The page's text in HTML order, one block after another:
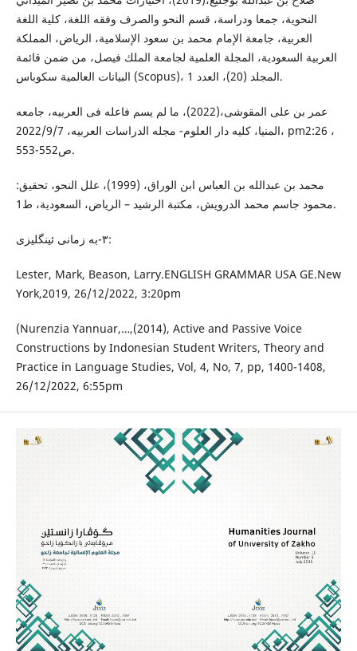
النحوية، جمعا ودراسة، قسم النحو والصرف وفقه اللغة، كلية اللغة
العربية، جامعة الإمام محمد بن سعود الإسلامية، الرياض، المملكة
العربية السعودية، المجلة العلمية لجامعة الملك فيصل، من ضمن قائمة
البيانات العالمية سكوباس (Scopus)، المجلد (20)، العدد 1.
عمر بن علی المقوشی،(2022)، ما لم یسم فاعلە فی العربیە، جامعە
المنیا، کلیە دار العلوم- مجلە الدراسات العربیە، 2022/9/7، pm2:26 ،
ص552-553.
محمد بن عبدالله بن العباس ابن الوراق، (1999)، علل النحو، تحقيق:
محمود جاسم محمد الدرويش، مكتبة الرشيد – الرياض، السعودية، ط1.
٣-بە زمانی ئینگلیزی:
Lester, Mark, Beason, Larry.ENGLISH GRAMMAR USA GE.New
York,2019, 26/12/2022, 3:20pm
(Nurenzia Yannuar,…,(2014), Active and Passive Voice
Constructions by Indonesian Student Writers, Theory and
Practice in Language Studies, Vol, 4, No, 7, pp, 1400-1408,
26/12/2022, 6:55pm